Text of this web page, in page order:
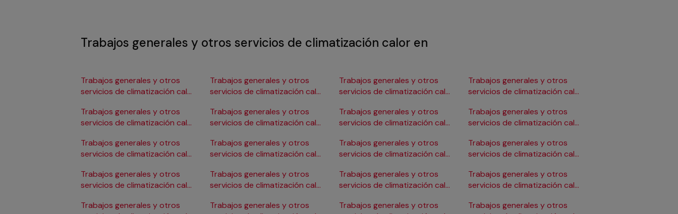
Trabajos generales y otros servicios de climatización calor en
Trabajos generales y otros
servicios de climatización calor
Trabajos generales y otros
servicios de climatización calor
Trabajos generales y otros
servicios de climatización calor
Trabajos generales y otros
servicios de climatización calor
Trabajos generales y otros
Trabajos generales y otros
servicios de climatización calor
Trabajos generales y otros
servicios de climatización calor
Trabajos generales y otros
servicios de climatización calor
Trabajos generales y otros
servicios de climatización calor
Trabajos generales y otros
Trabajos generales y otros
servicios de climatización calor
Trabajos generales y otros
servicios de climatización calor
Trabajos generales y otros
servicios de climatización calor
Trabajos generales y otros
servicios de climatización calor
Trabajos generales y otros
Trabajos generales y otros
servicios de climatización calor
Trabajos generales y otros
servicios de climatización calor
Trabajos generales y otros
servicios de climatización calor
Trabajos generales y otros
servicios de climatización calor
Trabajos generales y otros